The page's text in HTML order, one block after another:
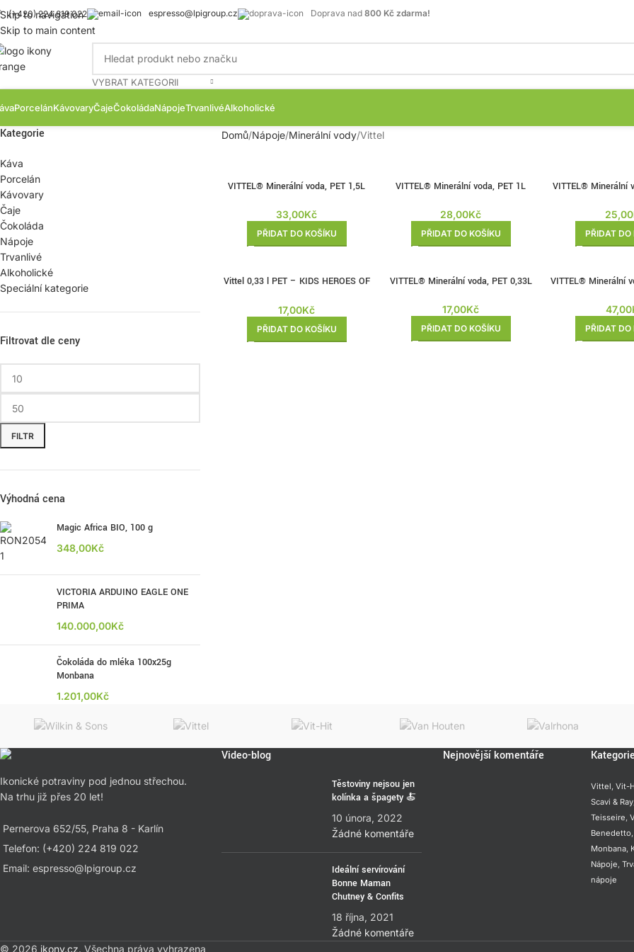
Skip to navigation
Skip to main content
(+420) 224 819 022 espresso@lpigroup.cz Doprava nad 800 Kč zdarma!
VYBRAT KATEGORII
PorcelánKávovaryČajeČokoládaNápojeTrvanlivéAlkoholické
Kategorie
Káva
Porcelán
Kávovary
Čaje
Čokoláda
Nápoje
Trvanlivé
Alkoholické
Speciální kategorie
Filtrovat dle ceny
FILTR
Výhodná cena
Magic Africa BIO, 100 g
348,00Kč
VICTORIA ARDUINO EAGLE ONE
PRIMA
140.000,00Kč
Čokoláda do mléka 100x25g
Monbana
1.201,00Kč
Domů Nápoje Minerální vody Vittel
VITTEL® Minerální voda, PET 1,5L
33,00Kč
PŘIDAT DO KOŠÍKU
VITTEL® Minerální voda, PET 1L
28,00Kč
PŘIDAT DO KOŠÍKU
VITTEL® Minerální
25,00
PŘIDAT DO
Vittel 0,33 l PET – KIDS HEROES OF
17,00Kč
PŘIDAT DO KOŠÍKU
VITTEL® Minerální voda, PET 0,33L
17,00Kč
PŘIDAT DO KOŠÍKU
VITTEL® Minerální
47,00
PŘIDAT DO
Ikonické potraviny pod jednou střechou.
Na trhu již přes 20 let!
Pernerova 652/55, Praha 8 - Karlín
Telefon: (+420) 224 819 022
Email: espresso@lpigroup.cz
Video-blog
Těstoviny nejsou jen
kolínka a špagety 🍝
10 února, 2022
Žádné komentáře
Ideální servírování
Bonne Maman
Chutney & Confits
18 října, 2021
Žádné komentáře
Nejnovější komentáře
Vittel, Vit-
Scavi & Ray,
Teisseire,
Benedetto,
Monbana,
Nápoje,
nápoje
© 2026 ikony.cz. Všechna práva vyhrazena